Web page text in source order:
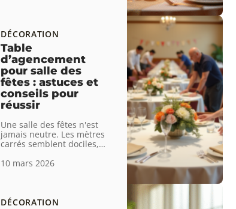
DÉCORATION
Table
d’agencement
pour salle des
fêtes : astuces et
conseils pour
réussir
Une salle des fêtes n'est
jamais neutre. Les mètres
carrés semblent dociles,…
10 mars 2026
DÉCORATION